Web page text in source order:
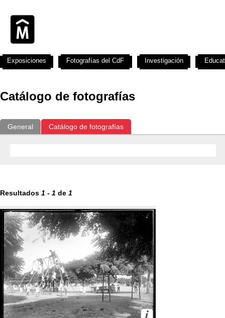
Catálogo de fotografías
General Catálogo de fotografías
Resultados 1 - 1 de 1
Exposiciones Fotografías del CdF Investigación